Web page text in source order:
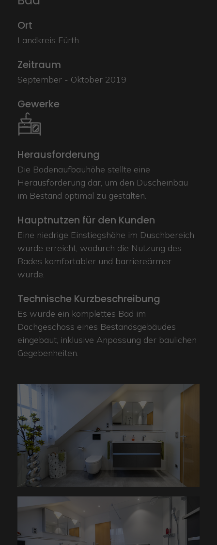
Ort
Landkreis Fürth
Zeitraum
September - Oktober 2019
Gewerke
Herausforderung
Die Bodenaufbauhöhe stellte eine
Herausforderung dar, um den Duscheinbau
im Bestand optimal zu gestalten.
Hauptnutzen für den Kunden
Eine niedrige Einstiegshöhe im Duschbereich
wurde erreicht, wodurch die Nutzung des
Bades komfortabler und barriereärmer
wurde.
Technische Kurzbeschreibung
Es wurde ein komplettes Bad im
Dachgeschoss eines Bestandsgebäudes
eingebaut, inklusive Anpassung der baulichen
Gegebenheiten.